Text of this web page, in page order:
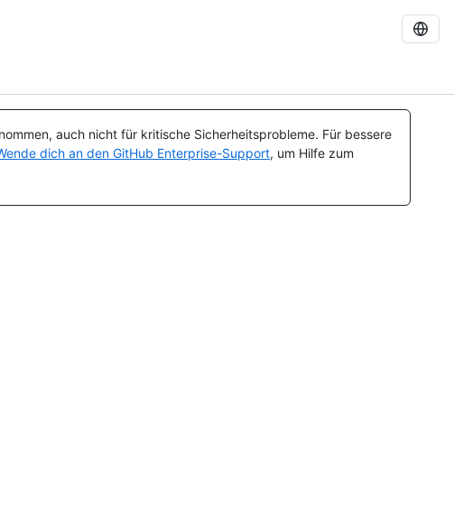
auch nicht für kritische Sicherheitsprobleme. Für bessere
dich an den GitHub Enterprise-Support, um Hilfe zum